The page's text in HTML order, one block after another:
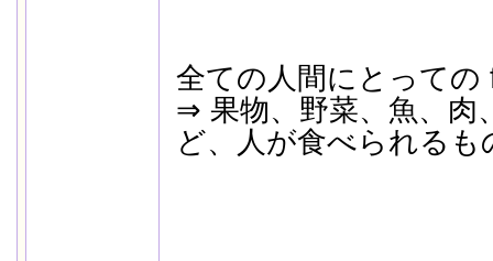
全ての人間にとっての
⇒ 果物、野菜、魚、肉
ど、人が食べられるも